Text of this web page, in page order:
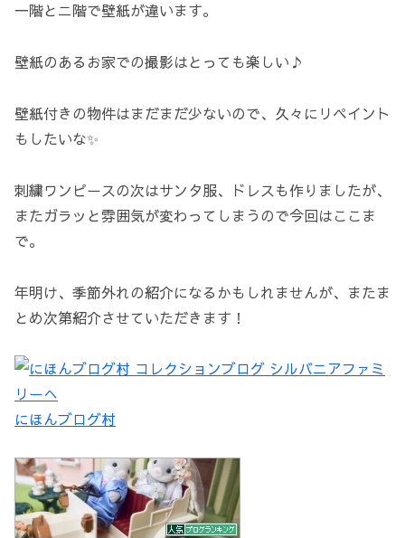
一階とニ階で壁紙が違います。
壁紙のあるお家での撮影はとっても楽しい♪
壁紙付きの物件はまだまだ少ないので、久々にリペイント
もしたいな✨
刺繍ワンピースの次はサンタ服、ドレスも作りましたが、
またガラッと雰囲気が変わってしまうので今回はここま
で。
年明け、季節外れの紹介になるかもしれませんが、またま
とめ次第紹介させていただきます！
にほんブログ村